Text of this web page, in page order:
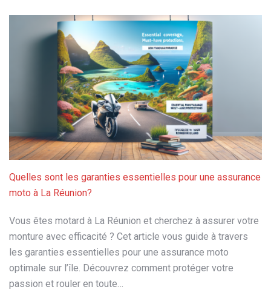
Quelles sont les garanties essentielles pour une assurance
moto à La Réunion?
Vous êtes motard à La Réunion et cherchez à assurer votre
monture avec efficacité ? Cet article vous guide à travers
les garanties essentielles pour une assurance moto
optimale sur l’île. Découvrez comment protéger votre
passion et rouler en toute…